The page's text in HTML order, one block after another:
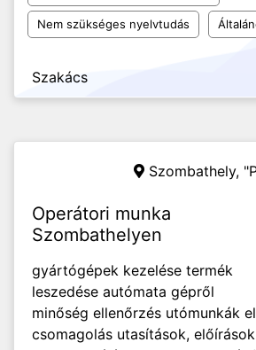
Nem szükséges nyelvtudás
Szakács
Szombathely,
Operátori munka
Szombathelyen
gyártógépek kezelése termék
leszedése autómata gépről
minőség ellenőrzés utómunkák
csomagolás utasítások,